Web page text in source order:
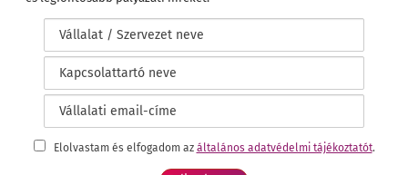
Elolvastam és elfogadom az általános adatvédelmi tájékoztatót.